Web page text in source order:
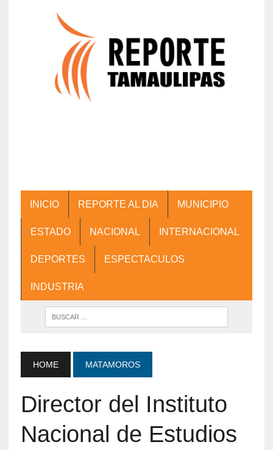
INICIO REPORTE AL DIA MUNICIPIO
ESTADO NACIONAL INTERNACIONAL
DEPORTES ESPECTACULOS
INDUSTRIA
HOME MATAMOROS
Director del Instituto
Nacional de Estudios